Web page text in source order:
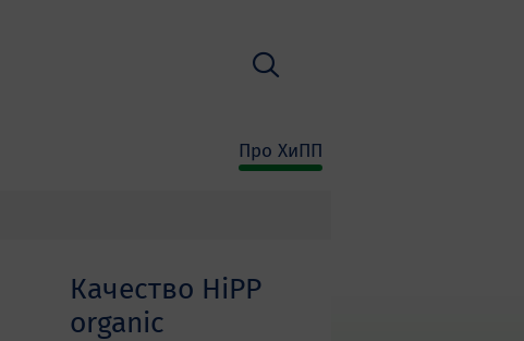
Про ХиПП
Поиск
Качество HiPP
organic